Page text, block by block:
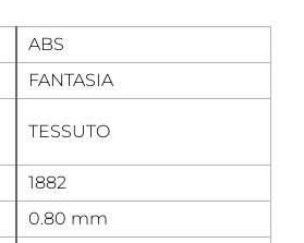
ABS
FANTASIA
TESSUTO
1882
0.80 mm